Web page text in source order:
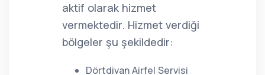
aktif olarak hizmet
vermektedir. Hizmet verdiği
bölgeler şu şekildedir:
Dörtdivan Airfel Servisi